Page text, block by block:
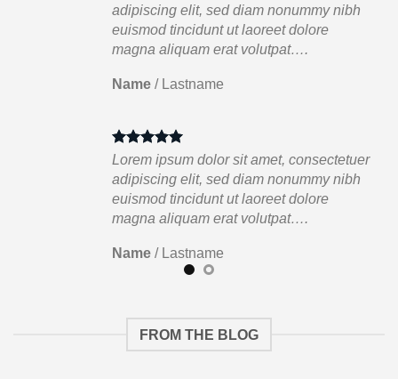
adipiscing elit, sed diam nonummy nibh
euismod tincidunt ut laoreet dolore
magna aliquam erat volutpat….
Name / Lastname
Lorem ipsum dolor sit amet, consectetuer
adipiscing elit, sed diam nonummy nibh
euismod tincidunt ut laoreet dolore
magna aliquam erat volutpat….
Name / Lastname
FROM THE BLOG